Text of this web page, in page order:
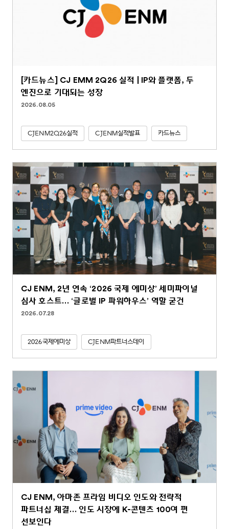
[카드뉴스] CJ EMM 2Q26 실적 | IP와 플랫폼, 두
엔진으로 기대되는 성장
2026.08.05
CJENM2Q26실적 CJENM실적발표 카드뉴스
CJ ENM, 2년 연속 ‘2026 국제 에미상’ 세미파이널
심사 호스트… ‘글로벌 IP 파워하우스’ 역할 굳건
2026.07.28
2026국제에미상 CJENM파트너스데이
CJ ENM, 아마존 프라임 비디오 인도와 전략적
파트너십 체결… 인도 시장에 K-콘텐츠 100여 편
선보인다